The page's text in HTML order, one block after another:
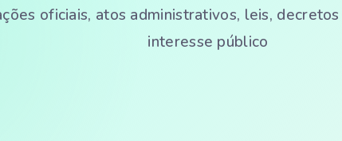
oficiais, atos administrativos, leis,
interesse público